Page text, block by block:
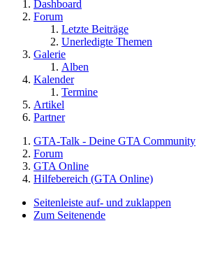
Dashboard
Forum
Letzte Beiträge
Unerledigte Themen
Galerie
Alben
Kalender
Termine
Artikel
Partner
GTA-Talk - Deine GTA Community
Forum
GTA Online
Hilfebereich (GTA Online)
Seitenleiste auf- und zuklappen
Zum Seitenende